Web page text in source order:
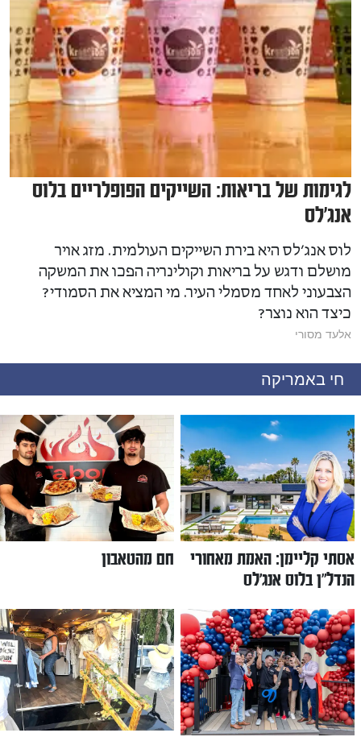
לגימות של בריאות: השייקים הפופלריים בלוס
אנג׳לס
לוס אנג׳לס היא בירת השייקים העולמית. מזג אויר
מושלם ודגש על בריאות וקולינריה הפכו את המשקה
הצבעוני לאחד מסמלי העיר. מי המציא את הסמודי?
כיצד הוא נוצר?
אלעד מסורי
חי באמריקה
חם מהטאבון
אסתי קליימן: האמת מאחורי
הנדל"ן בלוס אנג׳לס